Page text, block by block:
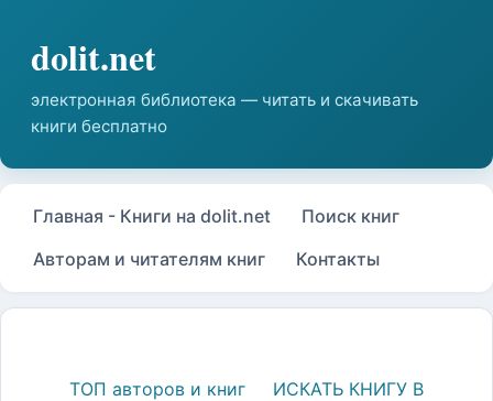
Главная - Книги на dolit.net
Поиск книг
Авторам и читателям книг
Контакты
ТОП авторов и книг
ИСКАТЬ КНИГУ В